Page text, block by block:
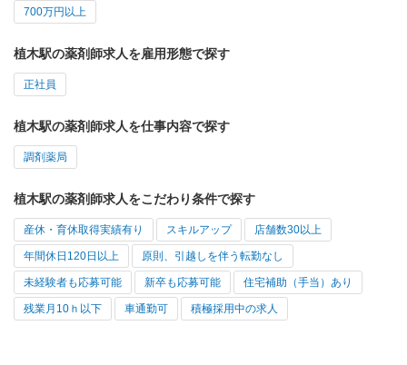
700万円以上
植木駅の薬剤師求人を雇用形態で探す
正社員
植木駅の薬剤師求人を仕事内容で探す
調剤薬局
植木駅の薬剤師求人をこだわり条件で探す
産休・育休取得実績有り スキルアップ 店舗数30以上
年間休日120日以上 原則、引越しを伴う転勤なし
未経験者も応募可能 新卒も応募可能 住宅補助（手当）あり
残業月10ｈ以下 車通勤可 積極採用中の求人